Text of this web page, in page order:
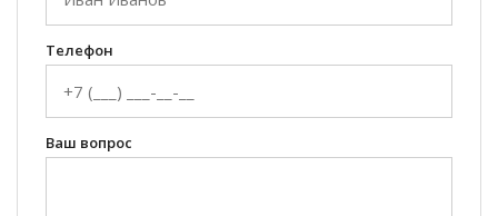
Телефон
Ваш вопрос